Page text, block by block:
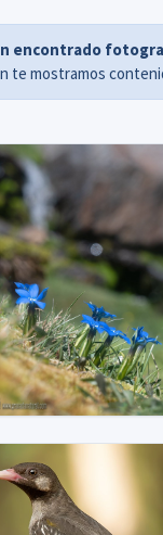
encontrado
te mostramos